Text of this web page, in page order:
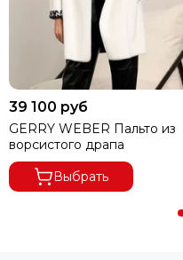
ЗАКАЗА МЕНЕЕ 8000 РУБ.,
ДОСТАВКУ 100%.
39 100 руб
GERRY WEBER Пальто из
ворсистого драпа
Выбрать